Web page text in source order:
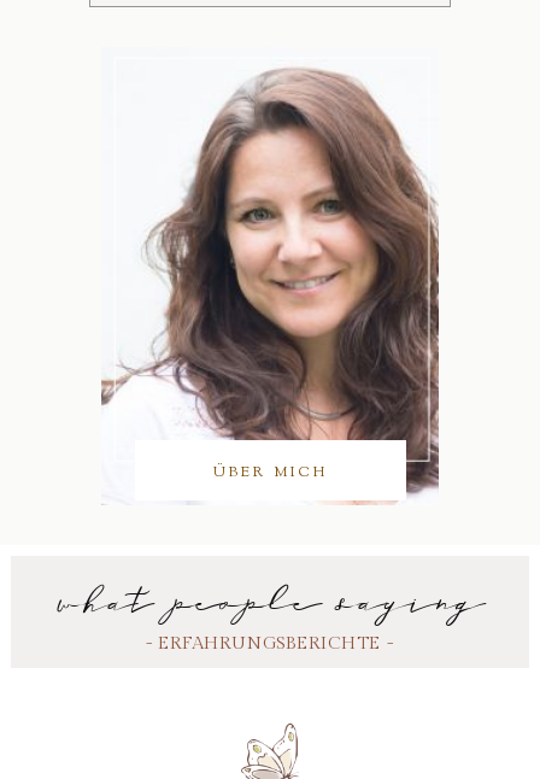
ÜBER MICH
- ERFAHRUNGSBERICHTE -
what people saying